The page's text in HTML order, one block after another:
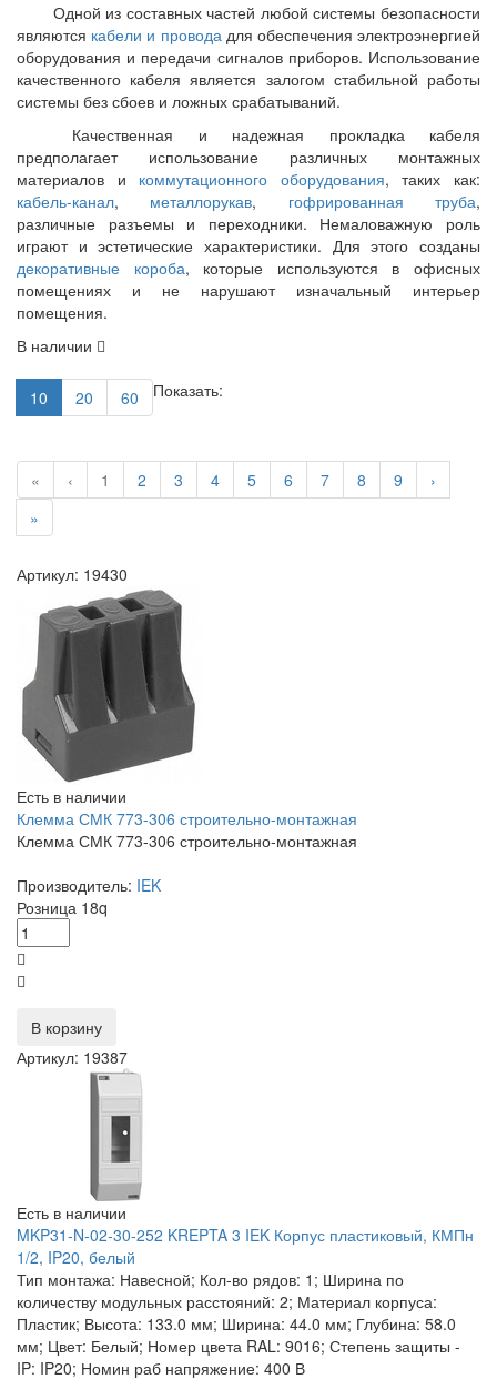
Одной из составных частей любой системы безопасности
являются кабели и проводадля обеспечения электроэнергией
оборудования и передачи сигналов приборов. Использование
качественного кабеля является залогом стабильной работы
системы без сбоев и ложных срабатываний.
Качественная и надежная прокладка кабеля
предполагает использование различных монтажных
материалов и коммутационного оборудования, таких как:
кабель-канал, металлорукав, гофрированная труба,
различные разъемы и переходники. Немаловажную роль
играют и эстетические характеристики. Для этого созданы
декоративные короба, которые используются в офисных
помещениях и не нарушают изначальный интерьер
помещения.
В наличии
Показать:
10 20 60
« ‹ 1 2 3 4 5 6 7 8 9
›
»
Артикул: 19430
Есть в наличии
Клемма СМК 773-306 строительно-монтажная
Клемма СМК 773-306 строительно-монтажная
Производитель: IEK
Розница 18q
В корзину
Артикул: 19387
Есть в наличии
MKP31-N-02-30-252 KREPTA 3 IEK Корпус пластиковый, КМПн
1/2, IP20, белый
Тип монтажа: Навесной; Кол-во рядов: 1; Ширина по
количеству модульных расстояний: 2; Материал корпуса:
Пластик; Высота: 133.0 мм; Ширина: 44.0 мм; Глубина: 58.0
мм; Цвет: Белый; Номер цвета RAL: 9016; Степень защиты -
IP: IP20; Номин раб напряжение: 400 В